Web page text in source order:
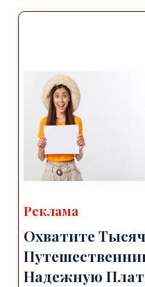
Реклама
Охватите
Надежную